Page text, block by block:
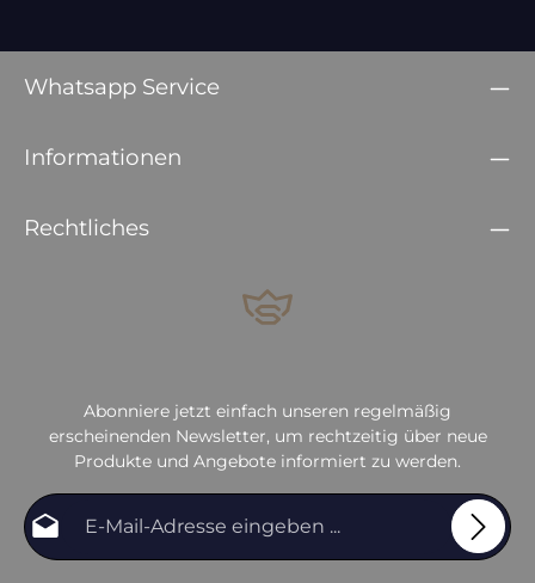
Whatsapp Service
Informationen
Rechtliches
Abonniere jetzt einfach unseren regelmäßig
erscheinenden Newsletter, um rechtzeitig über neue
Produkte und Angebote informiert zu werden.